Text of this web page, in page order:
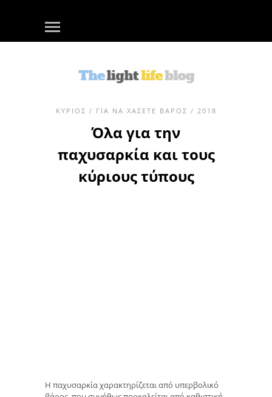
ΚΎΡΙΟΣ / ΓΙΑ ΝΑ ΧΆΣΕΤΕ ΒΆΡΟΣ / 2018
Όλα για την
παχυσαρκία και τους
κύριους τύπους
Η παχυσαρκία χαρακτηρίζεται από υπερβολικό